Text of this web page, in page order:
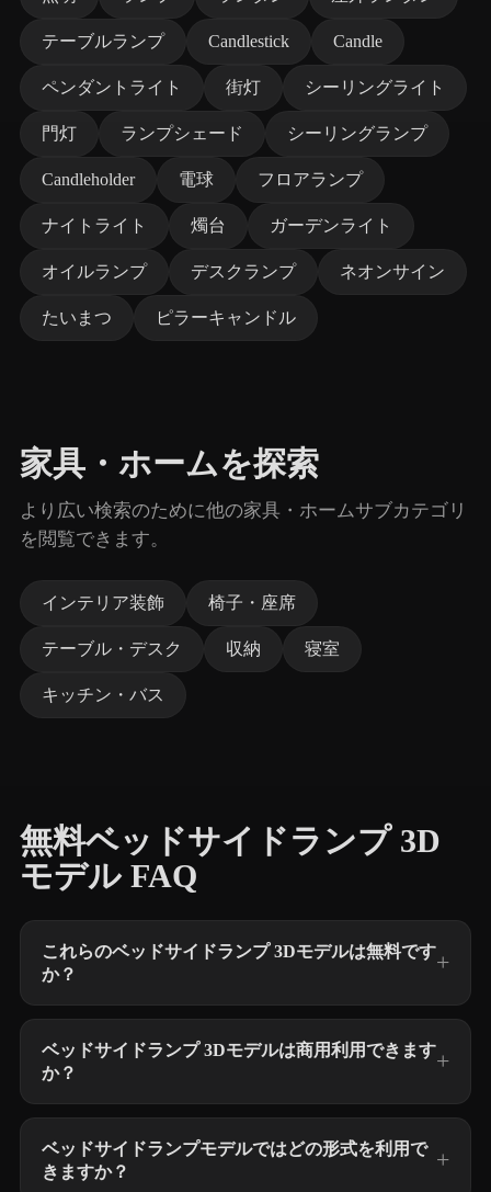
テーブルランプ Candlestick Candle
ペンダントライト 街灯 シーリングライト
門灯 ランプシェード シーリングランプ
Candleholder 電球 フロアランプ
ナイトライト 燭台 ガーデンライト
オイルランプ デスクランプ ネオンサイン
たいまつ ピラーキャンドル
家具・ホームを探索
より広い検索のために他の家具・ホームサブカテゴリ
を閲覧できます。
インテリア装飾 椅子・座席
テーブル・デスク 収納 寝室
キッチン・バス
無料ベッドサイドランプ 3D
モデル FAQ
これらのベッドサイドランプ 3Dモデルは無料です
か？
ベッドサイドランプ 3Dモデルは商用利用できます
か？
ベッドサイドランプモデルではどの形式を利用で
きますか？